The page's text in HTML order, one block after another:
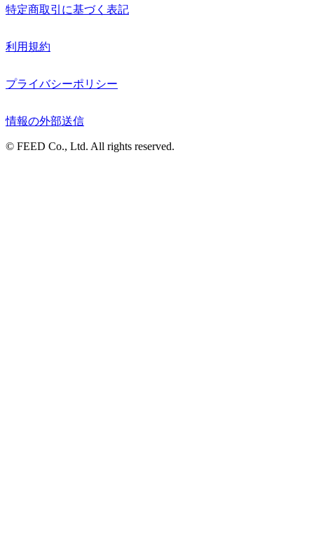
特定商取引に基づく表記
利用規約
プライバシーポリシー
情報の外部送信
© FEED Co., Ltd. All rights reserved.